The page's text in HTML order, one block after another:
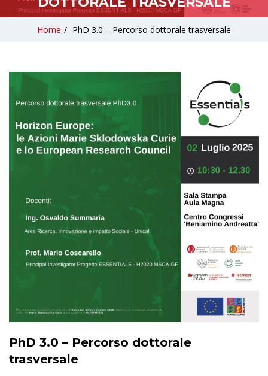
Home / PhD 3.0 – Percorso dottorale trasversale
PhD 3.0 – Percorso dottorale
trasversale